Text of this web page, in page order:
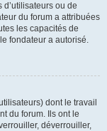
ou de
du forum a attribuées
les capacités de
fondateur a autorisé.
dont le travail
du forum. Ils ont le
déverrouiller,